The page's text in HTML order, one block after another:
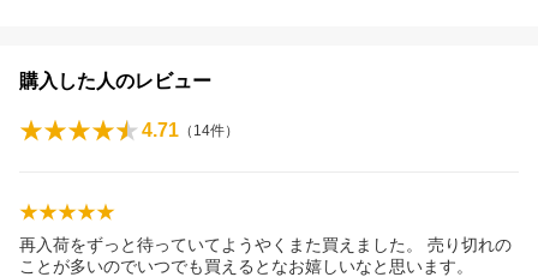
購入した人のレビュー
4.71 （ 14件）
再入荷をずっと待っていてようやくまた買えました。 売り切れの
ことが多いのでいつでも買えるとなお嬉しいなと思います。